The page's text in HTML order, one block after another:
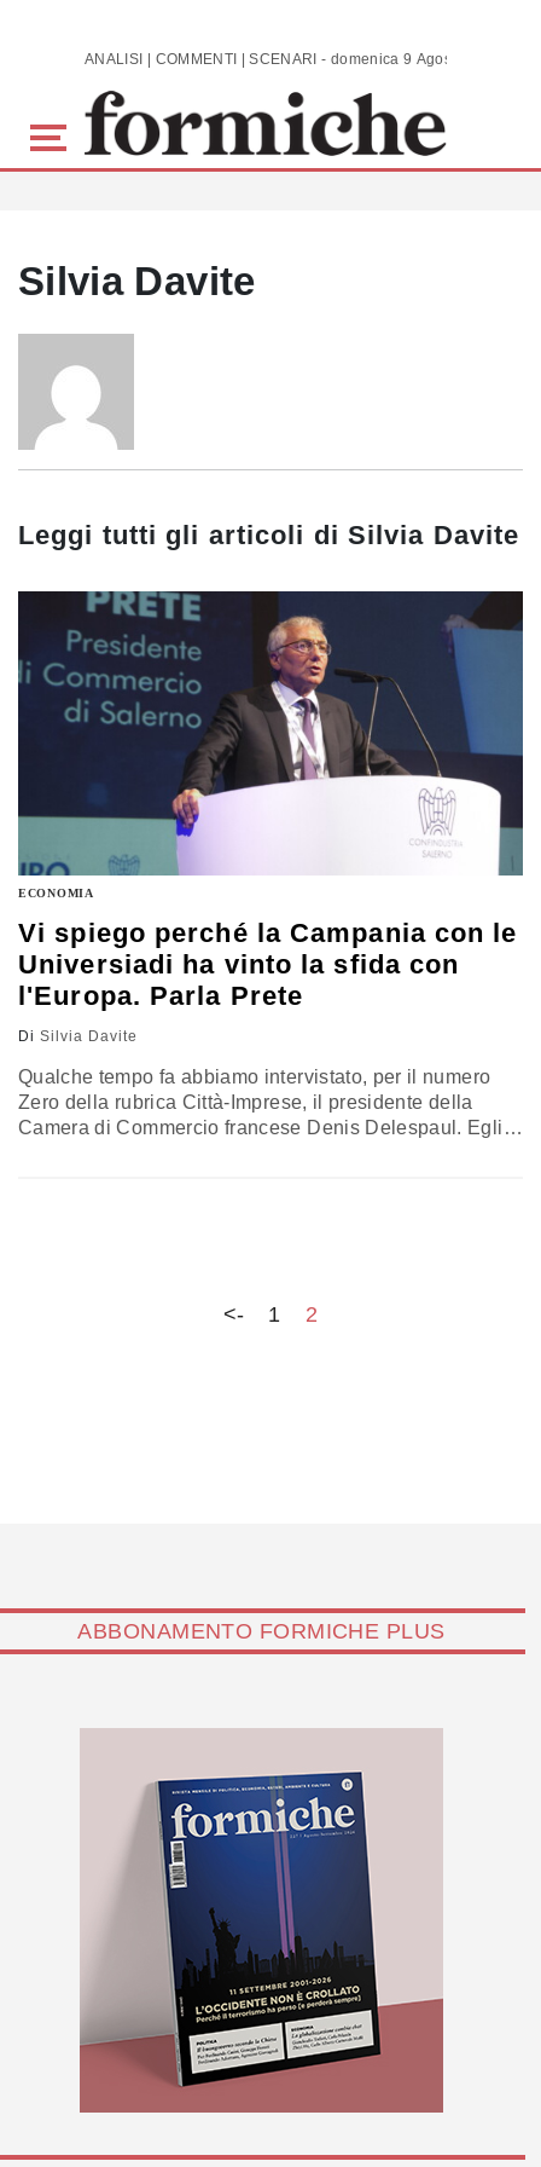
Skip to main content ANALISI | COMMENTI | SCENARI - domenica 9 Agosto 2026
Silvia Davite
Leggi tutti gli articoli di Silvia Davite
ECONOMIA
Vi spiego perché la Campania con le
Universiadi ha vinto la sfida con
l'Europa. Parla Prete
Di Silvia Davite
Qualche tempo fa abbiamo intervistato, per il numero
Zero della rubrica Città-Imprese, il presidente della
Camera di Commercio francese Denis Delespaul. Egli
<- 1 2
ABBONAMENTO FORMICHE PLUS